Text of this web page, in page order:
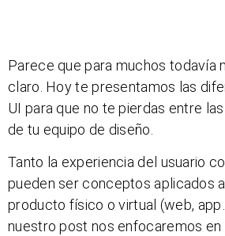
Parece que para muchos todavía
claro. Hoy te presentamos las
UI para que no te pierdas entre
de tu equipo de diseño.
Tanto la experiencia del usuario
pueden ser conceptos aplicados
producto físico o virtual (web,
nuestro post nos enfocaremos en